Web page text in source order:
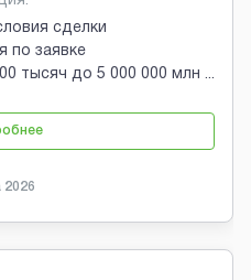
сделки
по заявке
тысяч до 5 000 000 млн ...
2026